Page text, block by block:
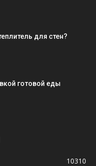
для стен?
готовой еды
10310